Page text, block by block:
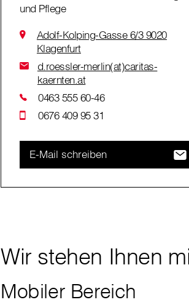
und Pflege
Adolf-Kolping-Gasse 6/3 9020
Klagenfurt
d.roessler-merlin(at)caritas-
kaernten.at
0463 555 60-46
0676 409 95 31
E-Mail schreiben
Wir stehen Ihnen
Mobiler Bereich